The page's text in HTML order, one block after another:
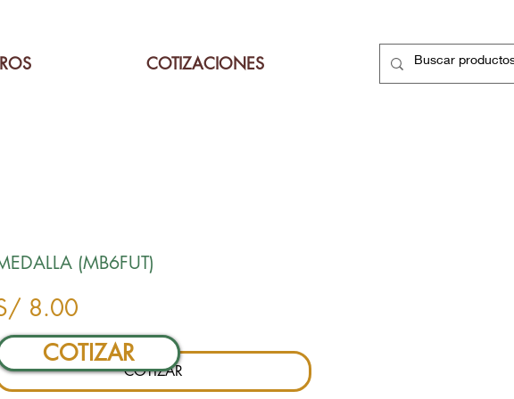
COTIZACIONES
(MB6FUT)
8.00
COTIZAR
COTIZAR